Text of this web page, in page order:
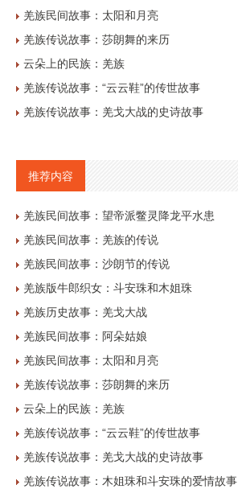
羌族民间故事：太阳和月亮
羌族传说故事：莎朗舞的来历
云朵上的民族：羌族
羌族传说故事：“云云鞋”的传世故事
羌族传说故事：羌戈大战的史诗故事
推荐内容
羌族民间故事：望帝派鳖灵降龙平水患
羌族民间故事：羌族的传说
羌族民间故事：沙朗节的传说
羌族版牛郎织女：斗安珠和木姐珠
羌族历史故事：羌戈大战
羌族民间故事：阿朵姑娘
羌族民间故事：太阳和月亮
羌族传说故事：莎朗舞的来历
云朵上的民族：羌族
羌族传说故事：“云云鞋”的传世故事
羌族传说故事：羌戈大战的史诗故事
羌族传说故事：木姐珠和斗安珠的爱情故事